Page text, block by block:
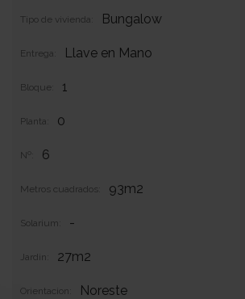
Tipo de vivienda: Bungalow
Entrega: Llave en Mano
Bloque: 1
Planta: 0
Nº: 6
Metros cuadrados: 93m2
Solarium: -
Jardin: 27m2
Orientacion: Noreste